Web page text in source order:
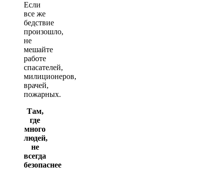
Если
все же
бедствие
произошло,
не
мешайте
работе
спасателей,
милиционеров,
врачей,
пожарных.
Там,
где
много
людей,
не
всегда
безопаснее